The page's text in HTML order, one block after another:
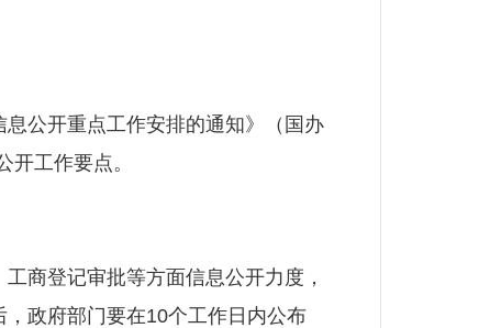
公开重点工作安排的通知》（国办
工作要点。
商登记审批等方面信息公开力度，
政府部门要在10个工作日内公布